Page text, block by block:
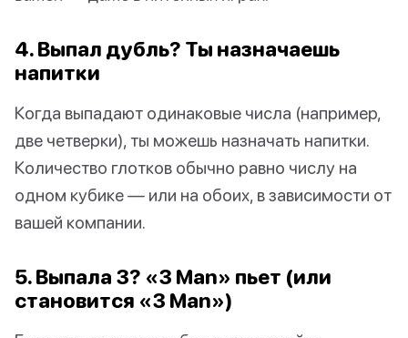
4. Выпал дубль? Ты назначаешь
напитки
Когда выпадают одинаковые числа (например,
две четверки), ты можешь назначать напитки.
Количество глотков обычно равно числу на
одном кубике — или на обоих, в зависимости от
вашей компании.
5. Выпала 3? «3 Man» пьет (или
становится «3 Man»)